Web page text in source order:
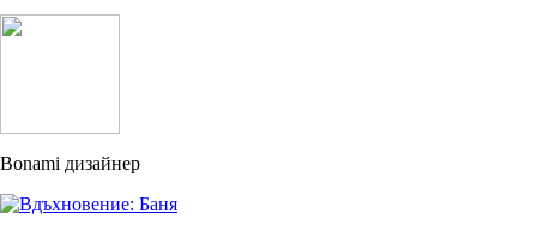
Bonami дизайнер